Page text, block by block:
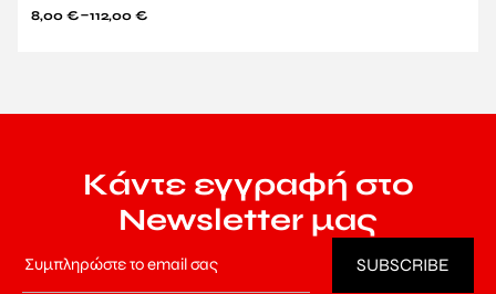
8,00 €–112,00 €
Κάντε εγγραφή στο
Newsletter μας